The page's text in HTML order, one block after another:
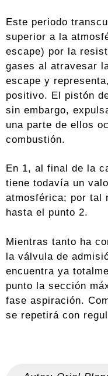
Este periodo
superior a la
escape) por la
gases al atravesar
escape y
positivo. El pistón
sin embargo,
una parte de ellos
combustión.
En 1, al final de la
tiene todavía un
atmosférica; por tal
hasta el punto 2.
Mientras tanto ha
la válvula de
encuentra ya
punto la sección
fase aspiración.
se repetirá con